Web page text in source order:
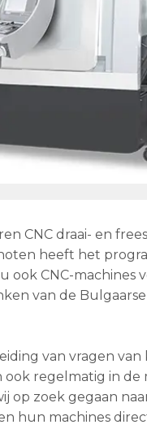
CNC draai- en
heeft het
CNC-machines
van de
van vragen
regelmatig in
op zoek gegaan
hun machines